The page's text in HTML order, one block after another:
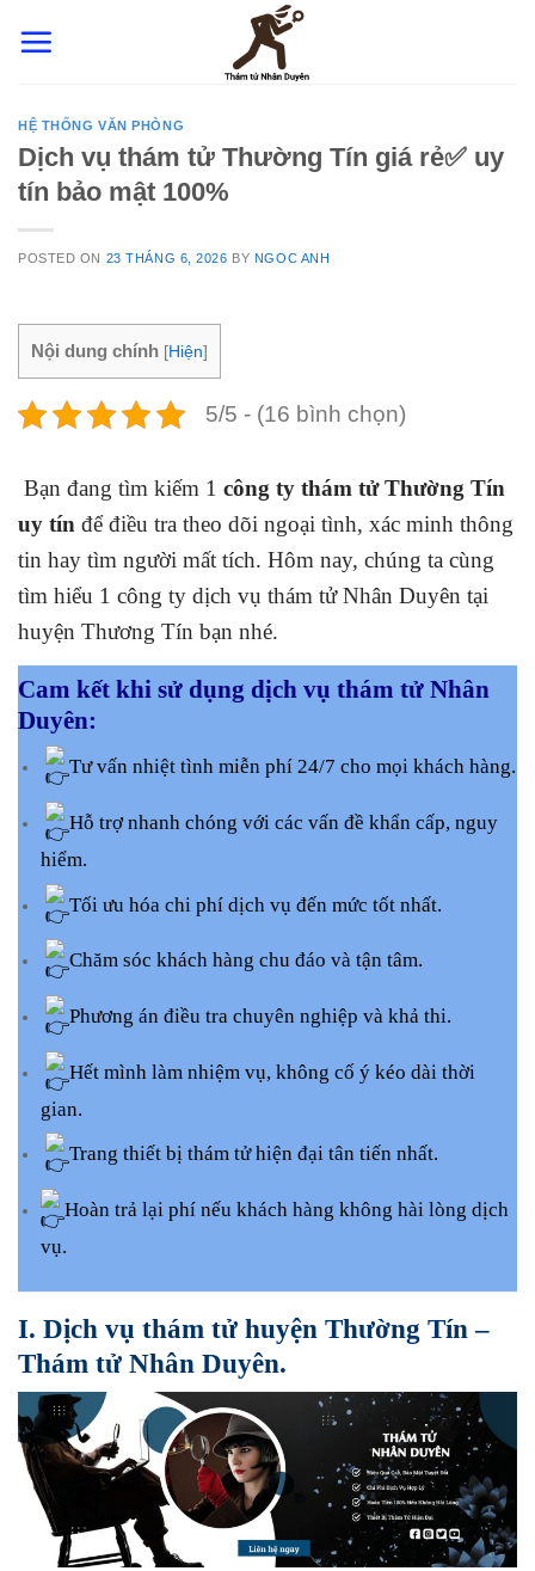
HỆ THỐNG VĂN PHÒNG
Dịch vụ thám tử Thường Tín giá rẻ✅ uy
tín bảo mật 100%
POSTED ON 23 THÁNG 6, 2026 BY NGOC ANH
Nội dung chính [Hiện]
5/5 - (16 bình chọn)
Bạn đang tìm kiếm 1 công ty thám tử Thường Tín
uy tín để điều tra theo dõi ngoại tình, xác minh thông
tin hay tìm người mất tích. Hôm nay, chúng ta cùng
tìm hiểu 1 công ty dịch vụ thám tử Nhân Duyên tại
huyện Thương Tín bạn nhé.
Cam kết khi sử dụng dịch vụ thám tử Nhân
Duyên:
Tư vấn nhiệt tình miễn phí 24/7 cho mọi khách hàng.
Hỗ trợ nhanh chóng với các vấn đề khẩn cấp, nguy
hiểm.
Tối ưu hóa chi phí dịch vụ đến mức tốt nhất.
Chăm sóc khách hàng chu đáo và tận tâm.
Phương án điều tra chuyên nghiệp và khả thi.
Hết mình làm nhiệm vụ, không cố ý kéo dài thời
gian.
Trang thiết bị thám tử hiện đại tân tiến nhất.
Hoàn trả lại phí nếu khách hàng không hài lòng dịch
vụ.
I. Dịch vụ thám tử huyện Thường Tín –
Thám tử Nhân Duyên.